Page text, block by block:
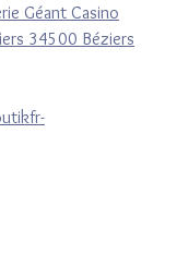
Géant Casino
34500 Béziers